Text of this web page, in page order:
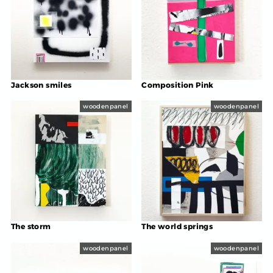
Jackson smiles Composition Pink
woodenpanel
The storm
woodenpanel
The world springs
woodenpanel woodenpanel